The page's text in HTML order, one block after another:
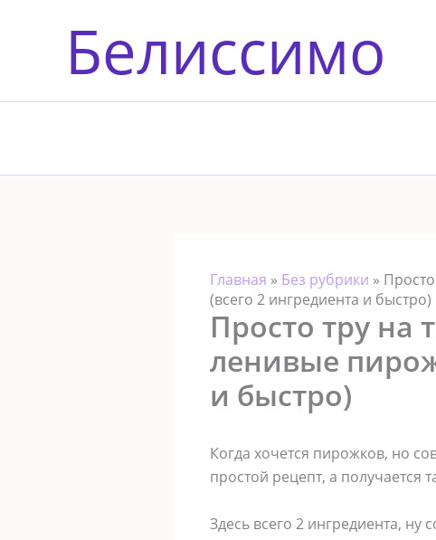
содержимомуБелиссимо
Главная » Без рубрики »
(всего 2 ингредиента и быстро)
Просто тру на
ленивые
и быстро)
Когда хочется пирожков, но
простой рецепт, а получается
Здесь всего 2 ингредиента,